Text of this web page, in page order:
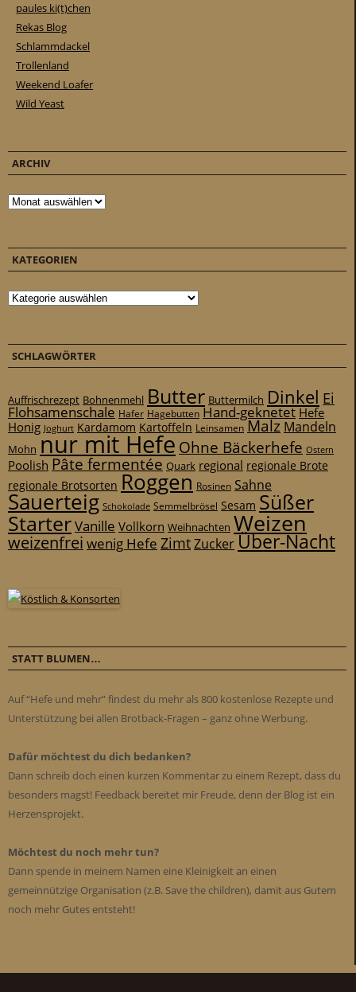
paules ki(t)chen
Rekas Blog
Schlammdackel
Trollenland
Weekend Loafer
Wild Yeast
ARCHIV
Archiv
KATEGORIEN
Kategorien
SCHLAGWÖRTER
Auffrischrezept Bohnenmehl Butter Buttermilch Dinkel Ei
Flohsamenschale Hafer Hagebutten Hand-geknetet Hefe
Honig Joghurt Kardamom Kartoffeln Leinsamen Malz Mandeln
Mohn nur mit Hefe Ohne Bäckerhefe Ostern
Poolish Pâte fermentée Quark regional regionale Brote
regionale Brotsorten Roggen Rosinen Sahne
Sauerteig Schokolade Semmelbrösel Sesam Süßer
StarterVanille Vollkorn Weihnachten Weizen
weizenfrei wenig Hefe ZimtZuckerÜber-Nacht
STATT BLUMEN…
Auf “Hefe und mehr” findest du mehr als 800 kostenlose Rezepte und
Unterstützung bei allen Brotback-Fragen – ganz ohne Werbung.
Dafür möchtest du dich bedanken?
Dann schreib doch einen kurzen Kommentar zu einem Rezept, dass du
besonders magst! Feedback bereitet mir Freude, denn der Blog ist ein
Herzensprojekt.
Möchtest du noch mehr tun?
Dann spende in meinem Namen eine Kleinigkeit an einen
gemeinnützige Organisation (z.B. Save the children), damit aus Gutem
noch mehr Gutes entsteht!